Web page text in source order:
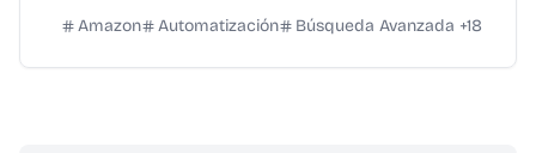
Amazon Automatización Búsqueda Avanzada +18